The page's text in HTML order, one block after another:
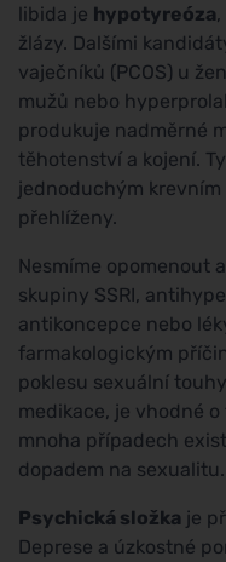
libida je hypotyreóza
žlázy. Dalšími
vaječníků (PCOS) u
mužů nebo
produkuje nadměrné
těhotenství a kojení.
jednoduchým
přehlíženy.
Nesmíme opomenout
skupiny SSRI,
antikoncepce nebo
farmakologickým
poklesu sexuální
medikace, je vhodné
mnoha případech
dopadem na sexualitu.
Psychická složka je
Deprese a úzkostné